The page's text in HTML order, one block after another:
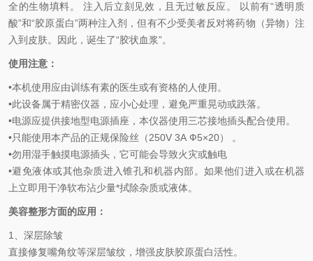
全的生物填料。
注入后立刻见效，且无过敏反应。 以前有“透明质
酸”和“胶原蛋白”两种注入剂，但有不少受美者反对将药物（异物）注
入到皮肤。因此，诞生了“胶状血浆”。
使用注意：
•本机使用应由训练有素的医生或有资格的 人使用 。
•此设备属于精密仪器，应小心处理 ， 避免严重晃动或跌落。
•电源应提供接地型电源插座，本仪器使用三芯接地插头配合使用。
•只能使用本产品的正规保险丝 （250V 3A Ф5×20）
。
•勿用湿手触摸电源插头 ， 它可能会导致火灾或触电
•避免液体或其他杂质进入锥孔和机器内部 。 如果他们进入或在机器
上立即用干净软布沾少量*拭除杂质或液体。
美容整形方面的应用：
1
、深层除皱
直接修复嘴角纹等深层皱纹 ，增强皮肤胶原蛋白活性。